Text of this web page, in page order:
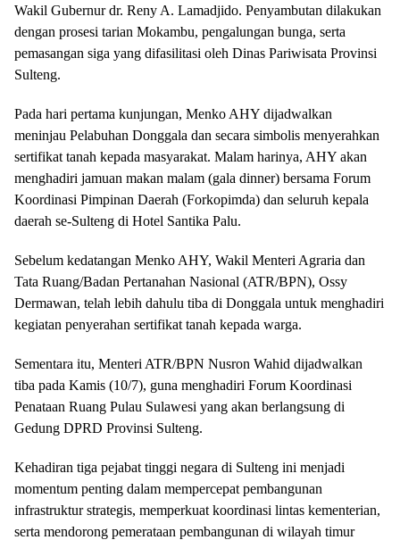
Wakil Gubernur dr. Reny A. Lamadjido. Penyambutan dilakukan
dengan prosesi tarian Mokambu, pengalungan bunga, serta
pemasangan siga yang difasilitasi oleh Dinas Pariwisata Provinsi
Sulteng.
Pada hari pertama kunjungan, Menko AHY dijadwalkan
meninjau Pelabuhan Donggala dan secara simbolis menyerahkan
sertifikat tanah kepada masyarakat. Malam harinya, AHY akan
menghadiri jamuan makan malam (gala dinner) bersama Forum
Koordinasi Pimpinan Daerah (Forkopimda) dan seluruh kepala
daerah se-Sulteng di Hotel Santika Palu.
Sebelum kedatangan Menko AHY, Wakil Menteri Agraria dan
Tata Ruang/Badan Pertanahan Nasional (ATR/BPN), Ossy
Dermawan, telah lebih dahulu tiba di Donggala untuk menghadiri
kegiatan penyerahan sertifikat tanah kepada warga.
Sementara itu, Menteri ATR/BPN Nusron Wahid dijadwalkan
tiba pada Kamis (10/7), guna menghadiri Forum Koordinasi
Penataan Ruang Pulau Sulawesi yang akan berlangsung di
Gedung DPRD Provinsi Sulteng.
Kehadiran tiga pejabat tinggi negara di Sulteng ini menjadi
momentum penting dalam mempercepat pembangunan
infrastruktur strategis, memperkuat koordinasi lintas kementerian,
serta mendorong pemerataan pembangunan di wilayah timur